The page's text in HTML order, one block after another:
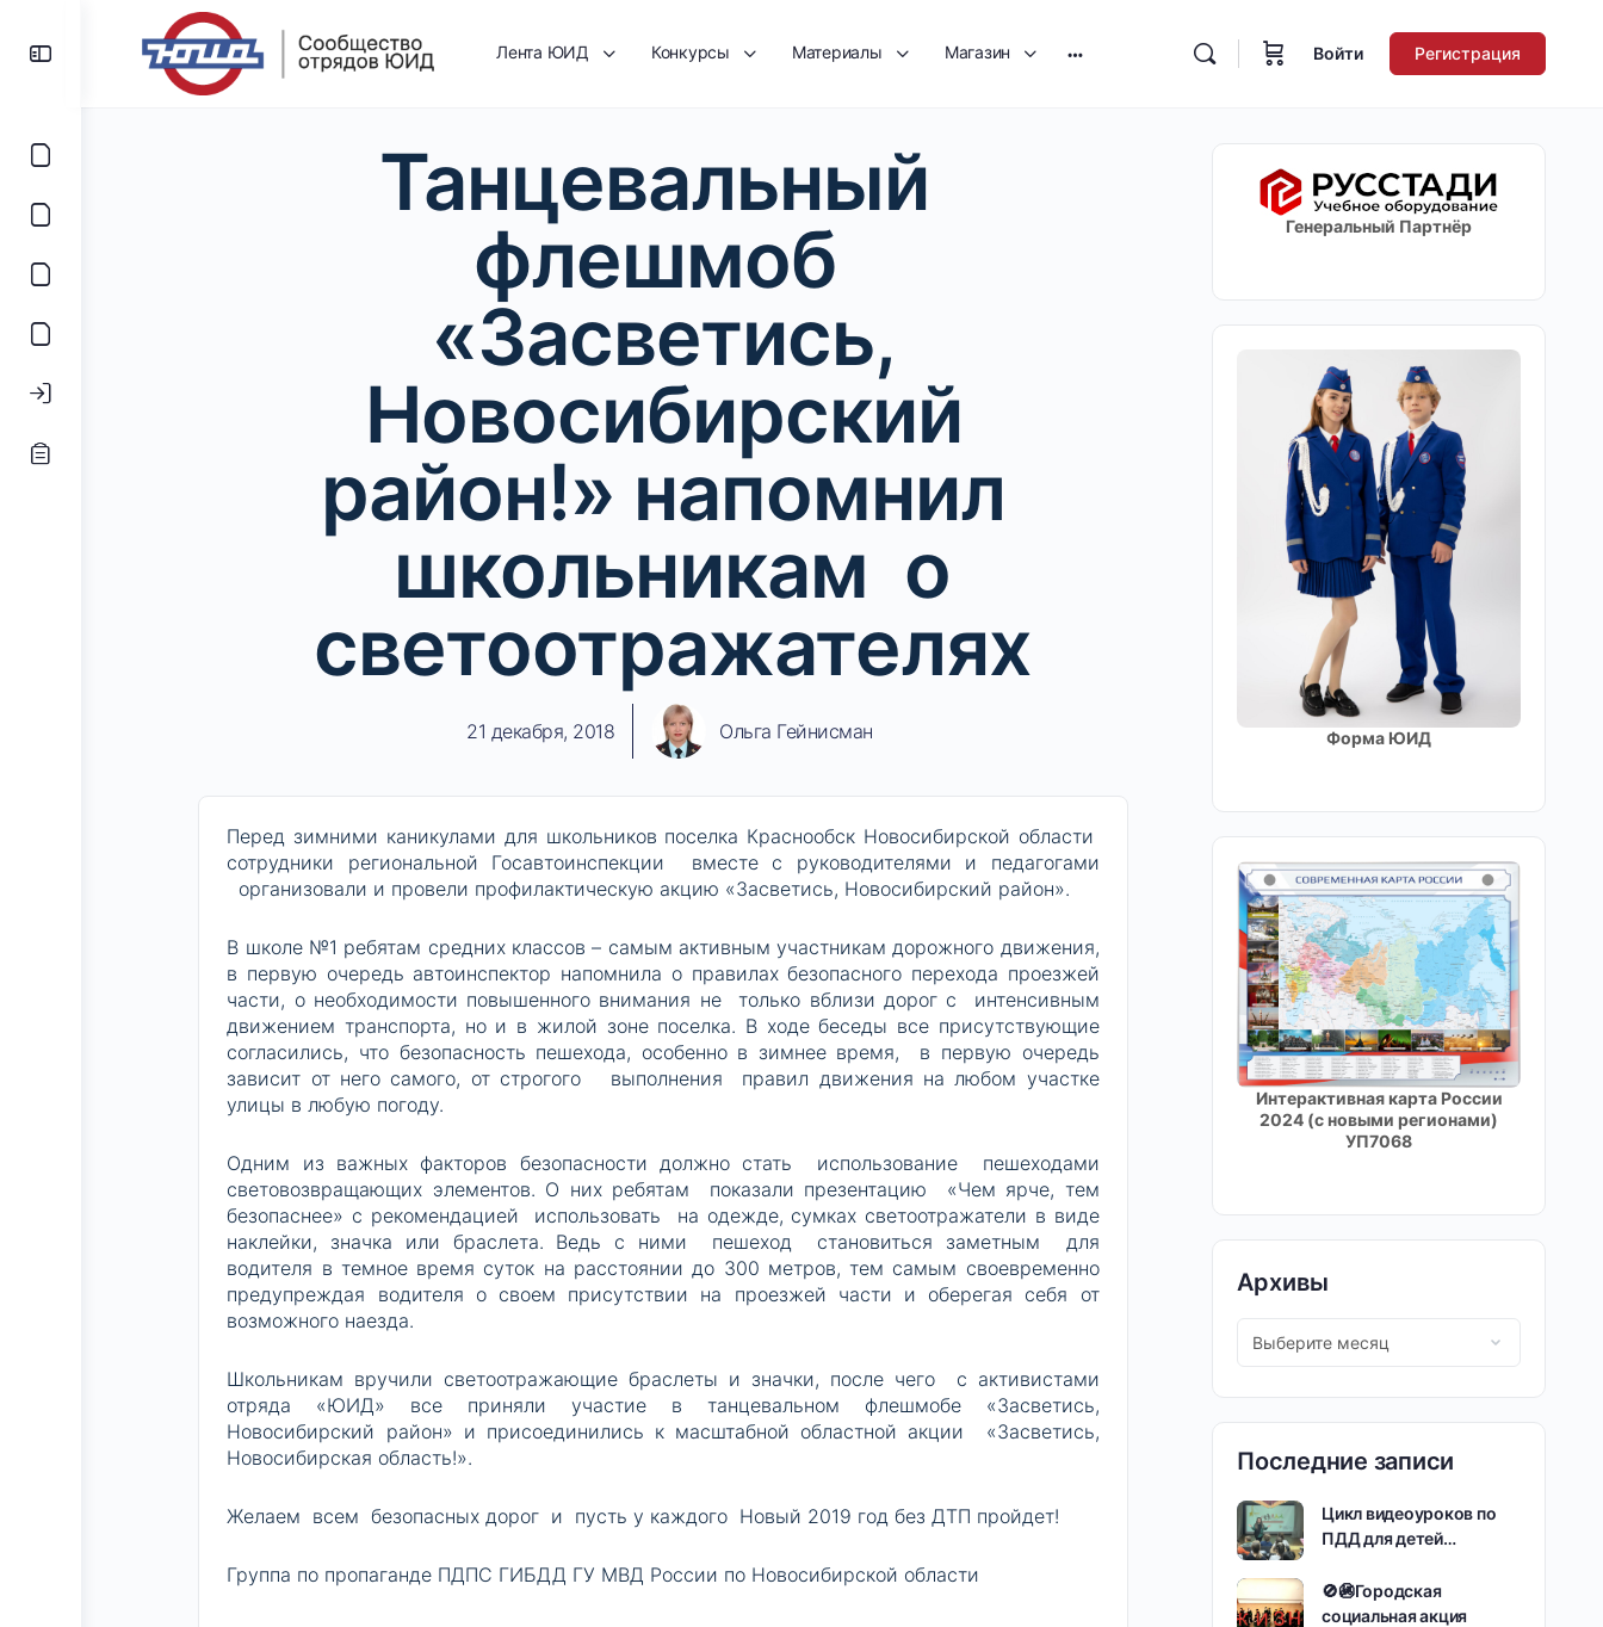
Лента ЮИД Конкурсы Материалы Магазин Войти Регистрация
Танцевальный
флешмоб
«Засветись,
Новосибирский
район!» напомнил
школьникам о
светоотражателях
21 декабря, 2018 Ольга Гейнисман
Перед зимними каникулами для школьников поселка Краснообск Новосибирской области
сотрудники региональной Госавтоинспекции вместе с руководителями и педагогами
организовали и провели профилактическую акцию «Засветись, Новосибирский район».
В школе №1 ребятам средних классов – самым активным участникам дорожного движения,
в первую очередь автоинспектор напомнила о правилах безопасного перехода проезжей
части, о необходимости повышенного внимания не только вблизи дорог с интенсивным
движением транспорта, но и в жилой зоне поселка. В ходе беседы все присутствующие
согласились, что безопасность пешехода, особенно в зимнее время, в первую очередь
зависит от него самого, от строгого выполнения правил движения на любом участке
улицы в любую погоду.
Одним из важных факторов безопасности должно стать использование пешеходами
световозвращающих элементов. О них ребятам показали презентацию «Чем ярче, тем
безопаснее» с рекомендацией использовать на одежде, сумках светоотражатели в виде
наклейки, значка или браслета. Ведь с ними пешеход становиться заметным для
водителя в темное время суток на расстоянии до 300 метров, тем самым своевременно
предупреждая водителя о своем присутствии на проезжей части и оберегая себя от
возможного наезда.
Школьникам вручили светоотражающие браслеты и значки, после чего с активистами
отряда «ЮИД» все приняли участие в танцевальном флешмобе «Засветись,
Новосибирский район» и присоединились к масштабной областной акции «Засветись,
Новосибирская область!».
Желаем всем безопасных дорог и пусть у каждого Новый 2019 год без ДТП пройдет!
Группа по пропаганде ПДПС ГИБДД ГУ МВД России по Новосибирской области
Генеральный Партнёр
Форма ЮИД
Интерактивная карта России
2024 (с новыми регионами)
УП7068
Архивы
Последние записи
Цикл видеоуроков по
ПДД для детей…
🚫🚳Городская
социальная акция